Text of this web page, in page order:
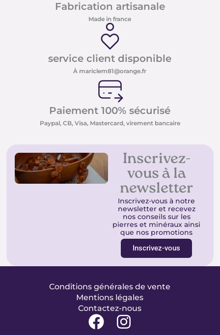
Fabrication artisanale
Made in france
service client disponible
À mariclem81@orange.fr
Paiement 100% sécurisé
Paypal, CB, Visa, Mastercard, virement bancaire
Inscrivez-
vous à la
newsletter
Inscrivez-vous à notre
newsletter et recevez
nos conseils sur les
pierres et minéraux ainsi
que nos promotions
Inscrivez-vous
Conditions générales de vente
Mentions légales
Contactez-nous
F
I